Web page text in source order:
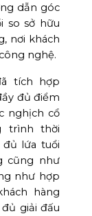
dẫn góc
so sở hữu
nơi khách
nghệ.
tích hợp
đủ điểm
nghịch cổ
trình thời
lứa tuổi
cũng như
như hợp
hàng
giải đấu